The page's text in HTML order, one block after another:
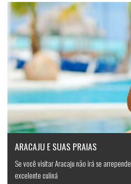
ARACAJU E SUAS PRAIAS
Se você visitar Aracaju não irá se
excelente culiná